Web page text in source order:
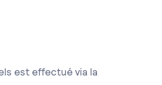
est effectué via la